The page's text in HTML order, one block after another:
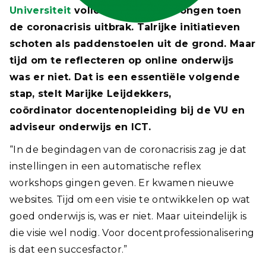
Universiteit volledig van doordrongen toen
de coronacrisis uitbrak. Talrijke initiatieven
schoten als paddenstoelen uit de grond. Maar
tijd om te reflecteren op online onderwijs
was er niet. Dat is een essentiële volgende
stap, stelt Marijke Leijdekkers,
coördinator docentenopleiding bij de VU en
adviseur onderwijs en ICT.
“In de begindagen van de coronacrisis zag je dat
instellingen in een automatische reflex
workshops gingen geven. Er kwamen nieuwe
websites. Tijd om een visie te ontwikkelen op wat
goed onderwijs is, was er niet. Maar uiteindelijk is
die visie wel nodig. Voor docentprofessionalisering
is dat een succesfactor.”